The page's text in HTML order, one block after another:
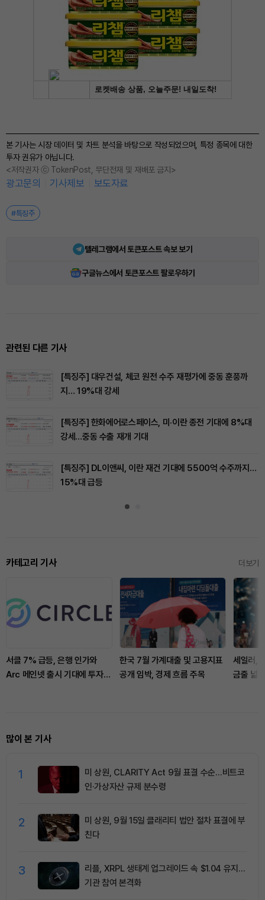
본 기사는 시장 데이터 및 차트 분석을 바탕으로 작성되었으며, 특정 종목에 대한
투자 권유가 아닙니다.
<저작권자 ⓒ TokenPost, 무단전재 및 재배포 금지>
광고문의 기사제보 보도자료
#특징주
텔레그램에서 토큰포스트 속보 보기
구글뉴스에서 토큰포스트 팔로우하기
관련된 다른 기사
[특징주] 대우건설, 체코 원전 수주 재평가에 중동 훈풍까
지… 19%대 강세
[특징주] 한화에어로스페이스, 미·이란 종전 기대에 8%대
강세…중동 수출 재개 기대
[특징주] DL이앤씨, 이란 재건 기대에 5500억 수주까지…
15%대 급등
카테고리 기사 더보기
서클 7% 급등, 은행 인가와
Arc 메인넷 출시 기대에 투자자
한국 7월 가계대출 및 고용지표
공개 임박, 경제 흐름 주목
세일러,
금줄 넓
많이 본 기사
1
미 상원, CLARITY Act 9월 표결 수순…비트코
인·가상자산 규제 분수령
2
미 상원, 9월 15일 클래리티 법안 절차 표결에 부
친다
3
리플, XRPL 생태계 업그레이드 속 $1.04 유지…
기관 참여 본격화